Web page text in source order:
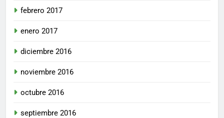
febrero 2017
enero 2017
diciembre 2016
noviembre 2016
octubre 2016
septiembre 2016